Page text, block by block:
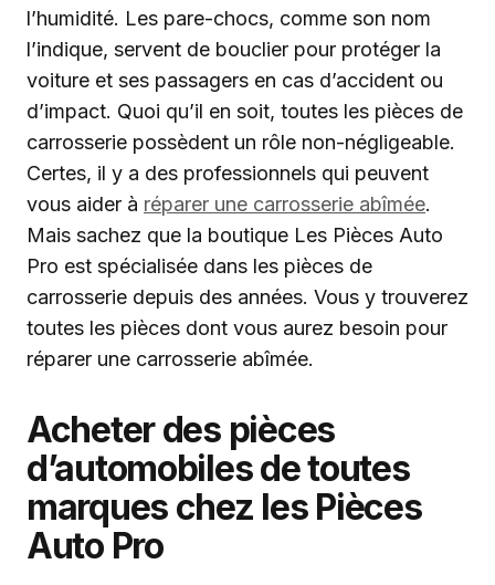
l’humidité. Les pare-chocs, comme son nom
l’indique, servent de bouclier pour protéger la
voiture et ses passagers en cas d’accident ou
d’impact. Quoi qu’il en soit, toutes les pièces de
carrosserie possèdent un rôle non-négligeable.
Certes, il y a des professionnels qui peuvent
vous aider à réparer une carrosserie abîmée.
Mais sachez que la boutique Les Pièces Auto
Pro est spécialisée dans les pièces de
carrosserie depuis des années. Vous y trouverez
toutes les pièces dont vous aurez besoin pour
réparer une carrosserie abîmée.
Acheter des pièces
d’automobiles de toutes
marques chez les Pièces
Auto Pro